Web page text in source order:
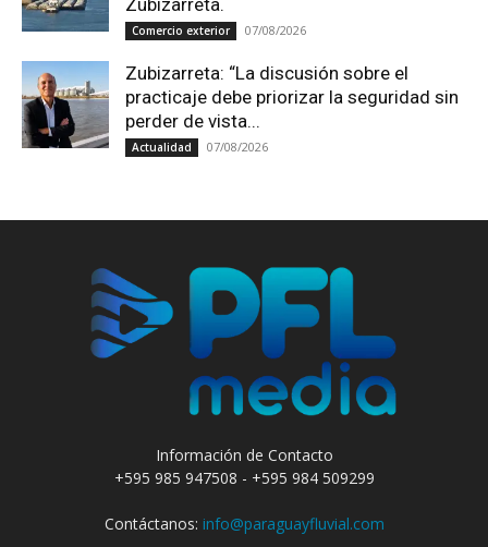
Comercio exterior 07/08/2026
Zubizarreta: “La discusión sobre el
practicaje debe priorizar la seguridad sin
perder de vista...
Actualidad 07/08/2026
Información de Contacto
+595 985 947508 - +595 984 509299
Contáctanos: info@paraguayfluvial.com